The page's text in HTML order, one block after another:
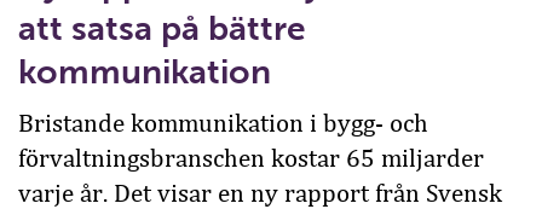
att satsa på bättre
kommunikation
Bristande kommunikation i bygg- och
förvaltningsbranschen kostar 65 miljarder
varje år. Det visar en ny rapport från Svensk